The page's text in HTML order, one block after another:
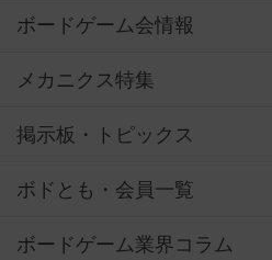
ボードゲーム会情報
メカニクス特集
掲示板・トピックス
ボドとも・会員一覧
ボードゲーム業界コラム